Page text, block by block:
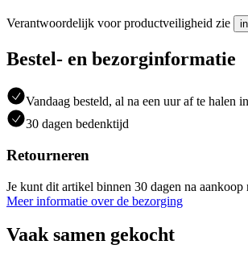
Verantwoordelijk voor productveiligheid zie
Bestel- en bezorginformatie
Vandaag besteld, al na een uur af te halen
30 dagen bedenktijd
Retourneren
Je kunt dit artikel binnen 30 dagen na
Meer informatie over de bezorging
Vaak samen gekocht